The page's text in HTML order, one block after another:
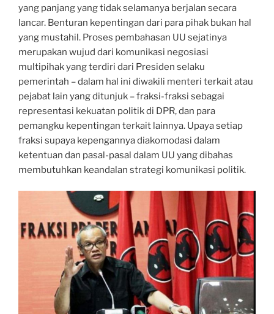
yang panjang yang tidak selamanya berjalan secara
lancar. Benturan kepentingan dari para pihak bukan hal
yang mustahil. Proses pembahasan UU sejatinya
merupakan wujud dari komunikasi negosiasi
multipihak yang terdiri dari Presiden selaku
pemerintah – dalam hal ini diwakili menteri terkait atau
pejabat lain yang ditunjuk – fraksi-fraksi sebagai
representasi kekuatan politik di DPR, dan para
pemangku kepentingan terkait lainnya. Upaya setiap
fraksi supaya kepengannya diakomodasi dalam
ketentuan dan pasal-pasal dalam UU yang dibahas
membutuhkan keandalan strategi komunikasi politik.